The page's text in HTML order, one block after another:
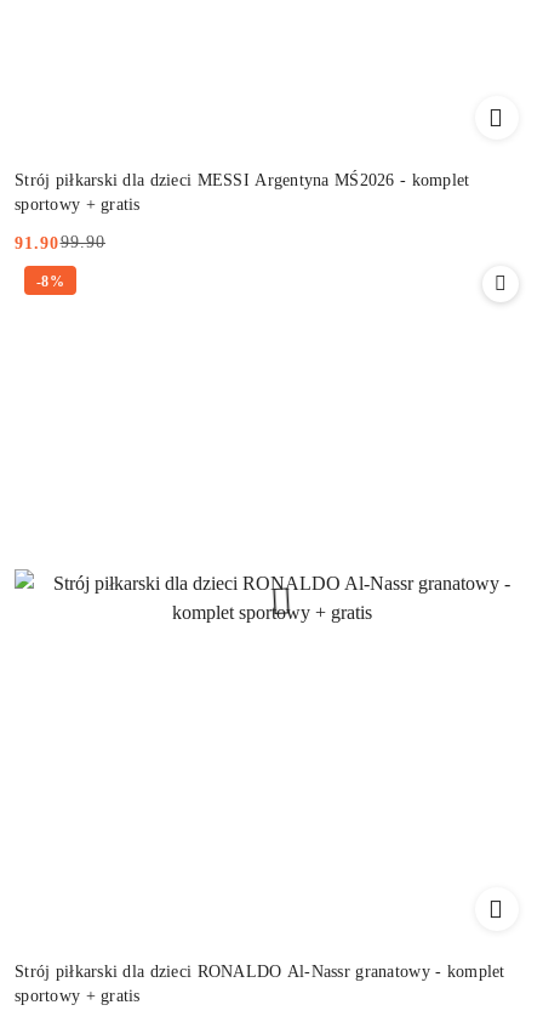
Strój piłkarski dla dzieci MESSI Argentyna MŚ2026 - komplet
sportowy + gratis
Cena
promocyjna:
91.90
Cena
przed
99.90
Strój piłkarski dla dzieci RONALDO Al-Nassr granatowy - komplet
sportowy + gratis
-8%